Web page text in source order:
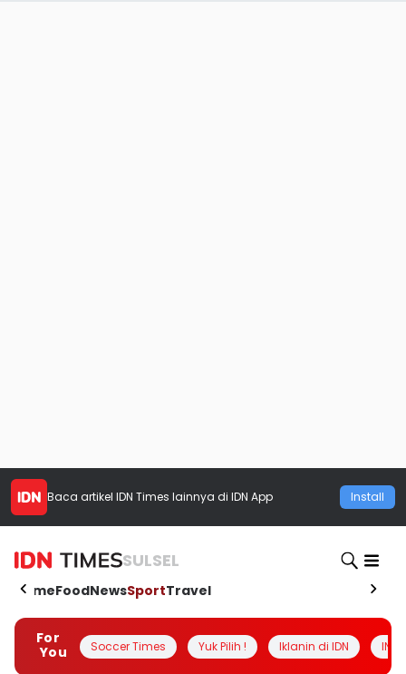
Baca artikel IDN Times lainnya di IDN App Install
SULSEL
HomeFoodNewsSportTravel
For
You
Soccer Times Yuk Pilih ! Iklanin di IDN